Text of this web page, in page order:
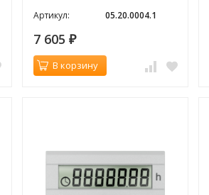
Артикул: 05.20.0004.1
7 605 ₽
В корзину